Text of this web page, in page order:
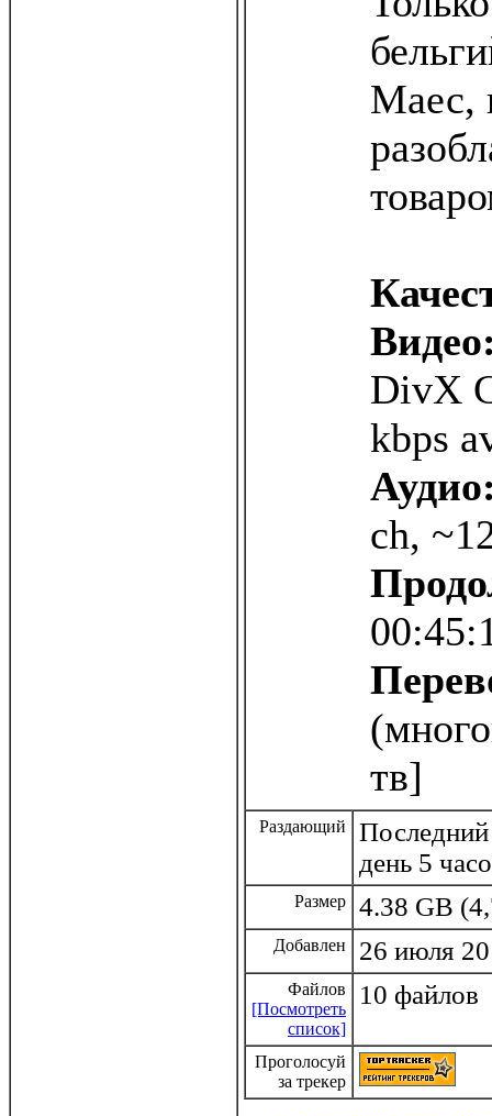
Маес,
DivX
kbps
ch,
тв]
Раздающий
Последний
день 5
Размер 4.38 GB
Добавлен 26 июля
Файлов
[Посмотреть
список]
10 файлов
Проголосуй
за трекер